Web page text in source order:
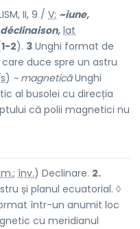
II, 9 / V: ~iune,
déclinaison, lat
1-2). 3 Unghi format de
duce spre un astru
) ~ magneticăUnghi
al busolei cu direcția
că polii magnetici nu
; înv.) Declinare. 2.
și planul ecuatorial. ◊
într-un anumit loc
cu meridianul